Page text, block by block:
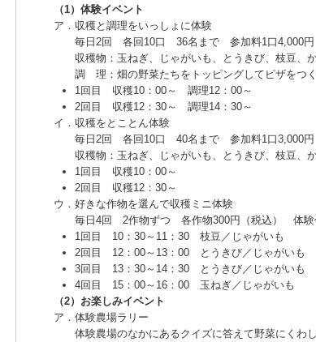
（1）体験イベント
ア． 収穫と調理をいっしょに体験
毎日2回 各回10口 36名まで 参加料1口4,000円
収穫物：玉ねぎ、じゃがいも、とうきび、枝豆、
調 理：畑の野菜たちをトッピングしてピザをつ
1回目 収穫10：00～ 調理12：00～
2回目 収穫12：30～ 調理14：30～
イ． 収穫をとことん体験
毎日2回 各回10口 40名まで 参加料1口3,000円
収穫物：玉ねぎ、じゃがいも、とうきび、枝豆、
1回目 収穫10：00～
2回目 収穫12：30～
ウ． 好きな作物を選んで収穫ミニ体験
毎日4回 2作物ずつ 各作物300円（税込） 体験
1回目 10：30～11：30 枝豆／じゃがいも
2回目 12：00～13：00 とうきび／じゃがいも
3回目 13：30～14：30 とうきび／じゃがいも
4回目 15：00～16：00 玉ねぎ／じゃがいも
（2）お楽しみイベント
ア． 体験農場ラリー
体験農場のなかにあるクイズに答えて野菜にくわ